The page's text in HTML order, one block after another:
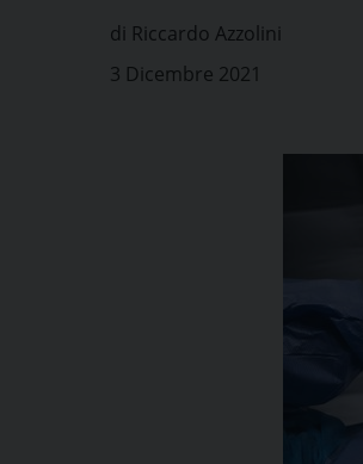
di Riccardo Azzolini
3 Dicembre 2021